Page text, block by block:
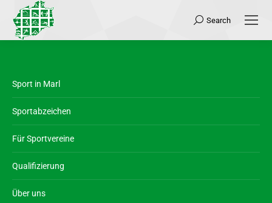
Search:
Search
Sport in Marl
Sportabzeichen
Für Sportvereine
Qualifizierung
Über uns